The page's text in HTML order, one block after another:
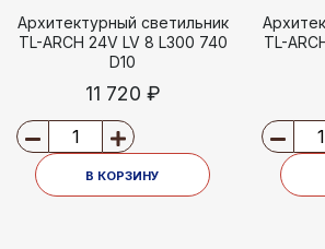
Архитектурный светильник
TL-ARCH 24V LV 8 L300 740
D10
11 720 ₽
В КОРЗИНУ
TL-